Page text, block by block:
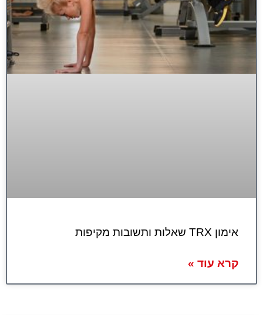
אימון TRX שאלות ותשובות מקיפות
קרא עוד »